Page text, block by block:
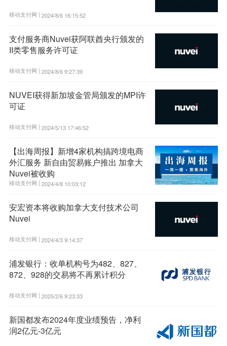
移动支付网 | 2024/8/6 16:15:52
支付服务商Nuvei获阿联酋央行颁发的
II类零售服务许可证
移动支付网 | 2024/8/6 9:27:39
NUVEI获得新加坡金管局颁发的MPI许
可证
移动支付网 | 2024/5/13 17:46:52
【出海周报】新增4家机构搞跨境电商
外汇服务 新自由贸易账户推出 加拿大
Nuvei被收购
移动支付网 | 2024/4/8 10:03:12
安宏资本将收购加拿大支付技术公司
Nuvei
移动支付网 | 2024/4/3 9:14:37
浦发银行：收单机构号为482、827、
872、928的交易将不再累计积分
移动支付网 | 2025/2/6 9:23:33
新国都发布2024年度业绩预告，净利
润2亿元-3亿元